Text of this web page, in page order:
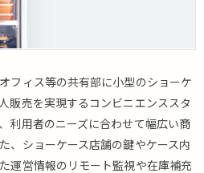
フィス等の共有部に小型のショーケ
販売を実現するコンビニエンススタ
利用者のニーズに合わせて幅広い商
、ショーケース店舗の鍵やケース内
運営情報のリモート監視や在庫補充